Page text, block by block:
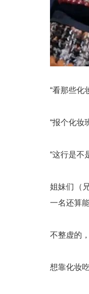
“看那些化
“报个化妆
“这行是不
姐妹们（
一名还算
不整虚的
想靠化妆